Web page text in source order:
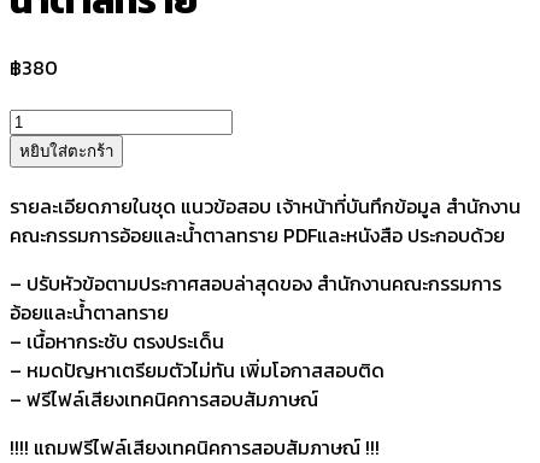
฿380
จำนวน
แนว
ข้อสอบ
เจ้า
หน้าที่
ข้อมูล
สำนักงาน
คณะ
กรรมการ
อ้อย
และ
หยิบใส่ตะกร้า
รายละเอียดภายในชุด แนวข้อสอบ เจ้าหน้าที่บันทึกข้อมูล สำนักงาน
คณะกรรมการอ้อยและน้ำตาลทราย PDFและหนังสือ ประกอบด้วย
– ปรับหัวข้อตามประกาศสอบล่าสุดของ สำนักงานคณะกรรมการ
อ้อยและน้ำตาลทราย
– เนื้อหากระชับ ตรงประเด็น
– หมดปัญหาเตรียมตัวไม่ทัน เพิ่มโอกาสสอบติด
– ฟรีไฟล์เสียงเทคนิคการสอบสัมภาษณ์
!!!! แถมฟรีไฟล์เสียงเทคนิคการสอบสัมภาษณ์ !!!